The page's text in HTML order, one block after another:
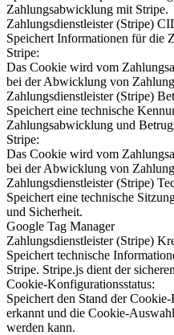
Zahlungsabwicklung mit Stripe.
Zahlungsdienstleister (Stripe)
Speichert Informationen für die
Stripe:
Das Cookie wird vom
bei der Abwicklung von
Zahlungsdienstleister (Stripe)
Speichert eine technische
Zahlungsabwicklung und
Stripe:
Das Cookie wird vom
bei der Abwicklung von
Zahlungsdienstleister (Stripe)
Speichert eine technische
und Sicherheit.
Google Tag Manager
Zahlungsdienstleister (Stripe)
Speichert technische
Stripe. Stripe.js dient der
Cookie-Konfigurationsstatus:
Speichert den Stand der
erkannt und die Cookie-
werden kann.